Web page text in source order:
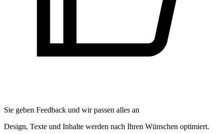
Sie geben Feedback und wir passen alles an
Design, Texte und Inhalte werden nach Ihren Wünschen optimiert.